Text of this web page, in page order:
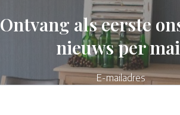
Ontvang als eerste
nieuws per
E-mailadres